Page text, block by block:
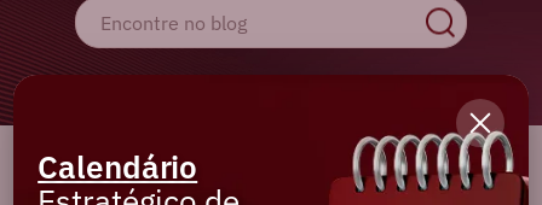
Cadastre-se e receba os melhores
Calendário